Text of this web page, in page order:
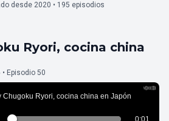
desde 2020 • 195 episodios
Ryori, cocina china
Episodio 50